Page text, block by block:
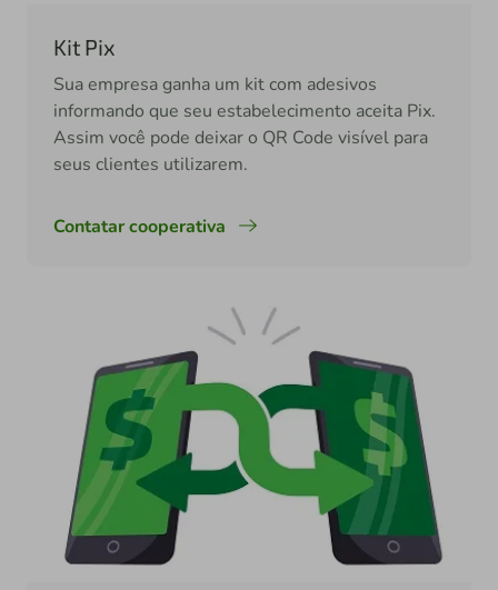
Kit Pix
Sua empresa ganha um kit com adesivos
informando que seu estabelecimento aceita Pix.
Assim você pode deixar o QR Code visível para
seus clientes utilizarem.
Contatar cooperativa